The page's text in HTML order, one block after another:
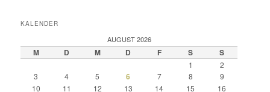
KALENDER
AUGUST 2026
M D M D F S S
1
2
3
4 5 6 7 8
9
10
11 12 13 14 15
16